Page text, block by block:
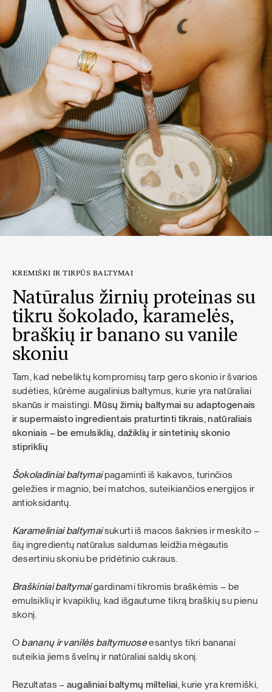
KREMIŠKI IR TIRPŪS BALTYMAI
Natūralus žirnių proteinas su
tikru šokolado, karamelės,
braškių ir banano su vanile
skoniu
Tam, kad nebeliktų kompromisų tarp gero skonio ir švarios
sudėties, kūrėme augalinius baltymus, kurie yra natūraliai
skanūs ir maistingi. Mūsų žirnių baltymai su adaptogenais
ir supermaisto ingredientais praturtinti tikrais, natūraliais
skoniais – be emulsiklių, dažiklių ir sintetinių skonio
stipriklių
Šokoladiniai baltymaipagaminti iš kakavos, turinčios
geležies ir magnio, bei matchos, suteikiančios energijos ir
antioksidantų.
Karameliniai baltymaisukurti iš macos šaknies ir meskito –
šių ingredientų natūralus saldumas leidžia mėgautis
desertiniu skoniu be pridėtinio cukraus.
Braškiniai baltymaigardinami tikromis braškėmis – be
emulsiklių ir kvapiklių, kad išgautume tikrą braškių su pienu
skonį.
O bananų ir vanilės baltymuoseesantys tikri bananai
suteikia jiems švelnų ir natūraliai saldų skonį.
Rezultatas – augaliniai baltymų milteliai, kurie yra kremiški,